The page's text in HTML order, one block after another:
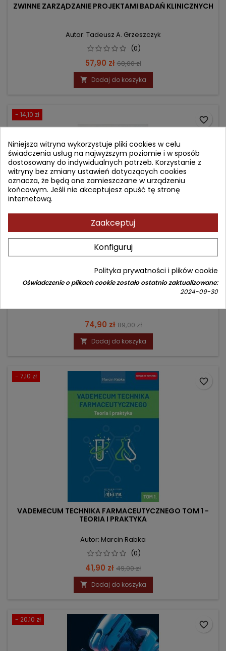
ZWINNE ZARZĄDZANIE PROJEKTAMI BADAŃ KLINICZNYCH
Autor: Tadeusz A. Grzeszczyk
(0)
Cena
57,90 zł Cena
podstawowa
68,00 zł
 Dodaj do koszyka
- 14,10 zł
PARADOKS TRUCIZN
Autor: John Timbrell
Cena
74,90 zł Cena
podstawowa
89,00 zł
 Dodaj do koszyka
favorite_border
- 7,10 zł
VADEMECUM TECHNIKA FARMACEUTYCZNEGO TOM 1 -
TEORIA I PRAKTYKA
Autor: Marcin Rabka
(0)
Cena
41,90 zł Cena
podstawowa
49,00 zł
 Dodaj do koszyka
favorite_border
- 20,10 zł
favorite_border
Niniejsza witryna wykorzystuje pliki cookies w celu
świadczenia usług na najwyższym poziomie i w sposób
dostosowany do indywidualnych potrzeb. Korzystanie z
witryny bez zmiany ustawień dotyczących cookies
oznacza, że będą one zamieszczane w urządzeniu
końcowym. Jeśli nie akceptujesz opuść tę stronę
internetową.
Zaakceptuj
Konfiguruj
Polityka prywatności i plików cookie
Oświadczenie o plikach cookie zostało ostatnio zaktualizowane:
2024-09-30